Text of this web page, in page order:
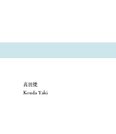
高田焼
Kouda Yaki